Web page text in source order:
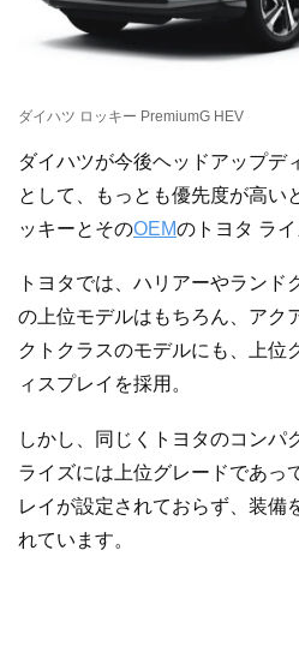
ダイハツ ロッキー PremiumG HEV
ダイハツが今後ヘッドアップデ
として、もっとも優先度が高い
ッキーとそのOEMのトヨタ ライ
トヨタでは、ハリアーやランド
の上位モデルはもちろん、アク
クトクラスのモデルにも、上位
ィスプレイを採用。
しかし、同じくトヨタのコンパ
ライズには上位グレードであっ
レイが設定されておらず、装備
れています。